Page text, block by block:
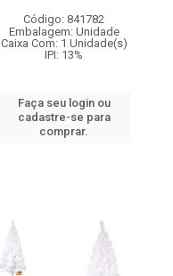
Código: 841782
Embalagem: Unidade
Caixa Com: 1 Unidade(s)
IPI: 13%
Faça seu login ou
cadastre-se para
comprar.